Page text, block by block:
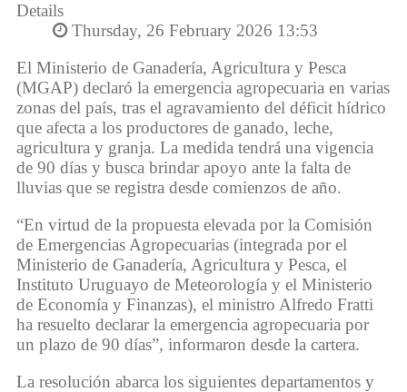
Details
Thursday, 26 February 2026 13:53
El Ministerio de Ganadería, Agricultura y Pesca
(MGAP) declaró la emergencia agropecuaria en varias
zonas del país, tras el agravamiento del déficit hídrico
que afecta a los productores de ganado, leche,
agricultura y granja. La medida tendrá una vigencia
de 90 días y busca brindar apoyo ante la falta de
lluvias que se registra desde comienzos de año.
“En virtud de la propuesta elevada por la Comisión
de Emergencias Agropecuarias (integrada por el
Ministerio de Ganadería, Agricultura y Pesca, el
Instituto Uruguayo de Meteorología y el Ministerio
de Economía y Finanzas), el ministro Alfredo Fratti
ha resuelto declarar la emergencia agropecuaria por
un plazo de 90 días”, informaron desde la cartera.
La resolución abarca los siguientes departamentos y